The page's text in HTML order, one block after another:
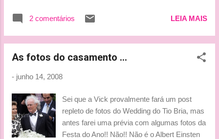
de um evento profissional, e muito importante
no Reino Unido, o Nokia Royal Windsor
entrevista muito interessante com Mike,
vale a pena conferi r. Button disputa prova
britânica de triathlon no fim de semana Não
contente em ser um dos pilotos da F1 com
2 comentários LEIA MAIS
As fotos do casamento ...
- junho 14, 2008
Sei que a Vick provalmente fará um post
repleto de fotos do Wedding do Tio Bria, mas
antes farei uma prévia com algumas fotos da
Festa do Ano!! Não!! Não é o Albert Einsten